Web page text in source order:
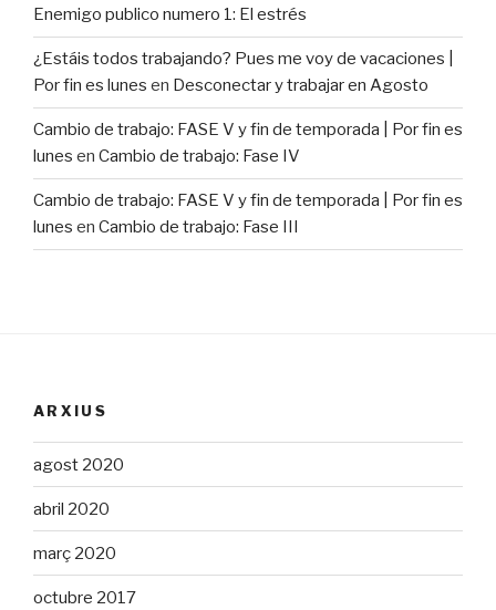
Enemigo publico numero 1: El estrés
¿Estáis todos trabajando? Pues me voy de vacaciones |
Por fin es lunes en Desconectar y trabajar en Agosto
Cambio de trabajo: FASE V y fin de temporada | Por fin es
lunes en Cambio de trabajo: Fase IV
Cambio de trabajo: FASE V y fin de temporada | Por fin es
lunes en Cambio de trabajo: Fase III
ARXIUS
agost 2020
abril 2020
març 2020
octubre 2017